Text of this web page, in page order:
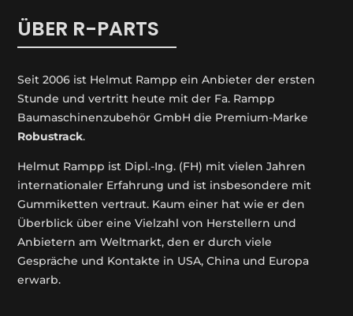
ÜBER R-PARTS
Seit 2006 ist Helmut Rampp ein An­bieter der ersten
Stunde und vertritt heute mit der Fa. Rampp
Baumaschinenzubehör GmbH die Premium-Marke
Robustrack.
Helmut Rampp ist Dipl.-Ing. (FH) mit vielen Jahren
internationaler Erfahrung und ist insbesondere mit
Gummiketten vertraut. Kaum einer hat wie er den
Überblick über eine Vielzahl von Herstellern und
Anbietern am Weltmarkt, den er durch viele
Gespräche und Kontakte in USA, China und Europa
erwarb.